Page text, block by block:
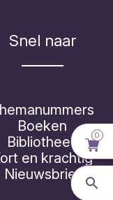
Snel naar
Boeken
Bibliotheek
en krachtig
Nieuwsbrief
0